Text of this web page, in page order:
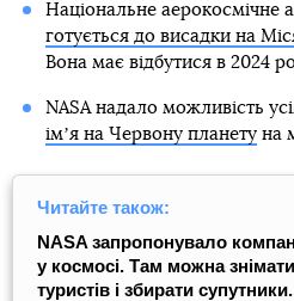
Національне аерокосмічне
готується до висадки на
Вона має відбутися в 2024
NASA надало можливість
імʼя на Червону планетуна
Читайте також:
NASA запропонувало
у космосі. Там можна
туристів і збирати супутники.